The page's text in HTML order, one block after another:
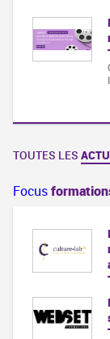
TOUTES LES
Focus